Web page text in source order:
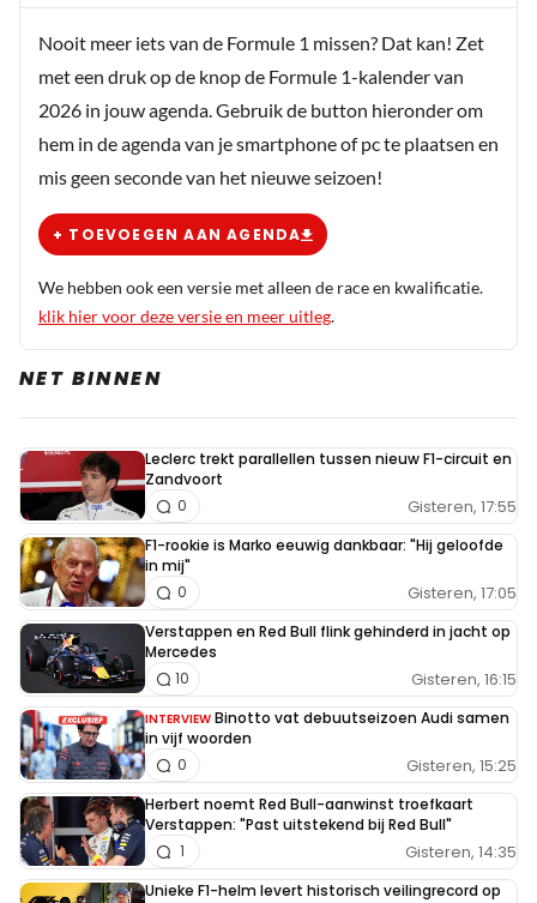
Nooit meer iets van de Formule 1 missen? Dat kan! Zet
met een druk op de knop de Formule 1-kalender van
2026 in jouw agenda. Gebruik de button hieronder om
hem in de agenda van je smartphone of pc te plaatsen en
mis geen seconde van het nieuwe seizoen!
+ TOEVOEGEN AAN AGENDA
We hebben ook een versie met alleen de race en kwalificatie.
klik hier voor deze versie en meer uitleg.
NET BINNEN
Leclerc trekt parallellen tussen nieuw F1-circuit en
Zandvoort
Gisteren, 17:55
0
F1-rookie is Marko eeuwig dankbaar: "Hij geloofde
in mij"
Gisteren, 17:05
0
Verstappen en Red Bull flink gehinderd in jacht op
Mercedes
Gisteren, 16:15
10
INTERVIEW Binotto vat debuutseizoen Audi samen
in vijf woorden
Gisteren, 15:25
0
Herbert noemt Red Bull-aanwinst troefkaart
Verstappen: "Past uitstekend bij Red Bull"
Gisteren, 14:35
1
Unieke F1-helm levert historisch veilingrecord op